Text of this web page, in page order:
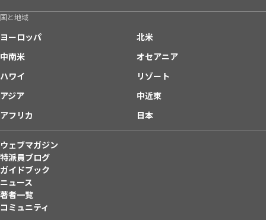
国と地域
ヨーロッパ
北米
中南米
オセアニア
ハワイ
リゾート
アジア
中近東
アフリカ
日本
ウェブマガジン
特派員ブログ
ガイドブック
ニュース
著者一覧
コミュニティ